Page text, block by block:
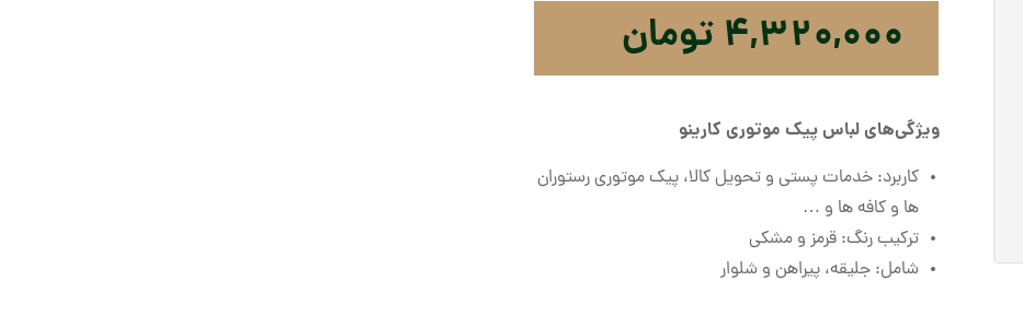
۴,۳۲۰,۰۰۰ تومان
ویژگی‌های لباس پیک موتوری کارینو
کاربرد: خدمات پستی و تحویل کالا، پیک موتوری رستوران
ها و کافه ها و …
ترکیب رنگ: قرمز و مشکی
شامل: جلیقه، پیراهن و شلوار